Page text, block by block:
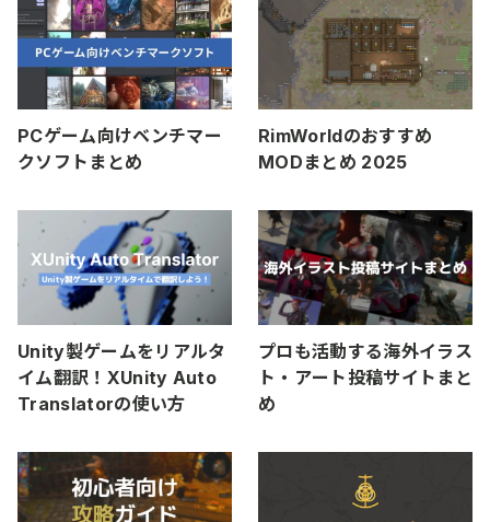
PCゲーム向けベンチマー
クソフトまとめ
RimWorldのおすすめ
MODまとめ 2025
Unity製ゲームをリアルタ
イム翻訳！XUnity Auto
Translatorの使い方
プロも活動する海外イラス
ト・アート投稿サイトまと
め